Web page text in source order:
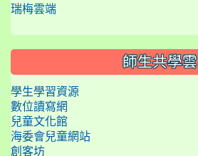
瑞梅雲端
師生共學雲
學生學習資源
數位讀寫網
兒童文化館
海委會兒童網站
創客坊